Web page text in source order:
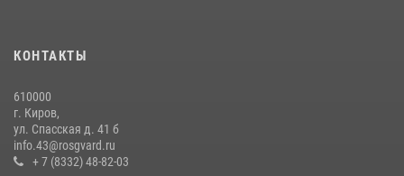
В Кирове и Кирово-Чепецке росгвардейцы задержали
подозреваемых в хулиганстве
19 июля 2026, 07:00
КОНТАКТЫ
610000
г. Киров,
ул. Спасская д. 41 б
info.43@rosgvard.ru
+ 7 (8332) 48-82-03